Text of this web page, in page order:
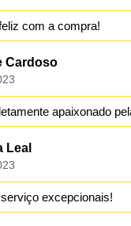
com a compra!
Cardoso
apaixonado
Leal
excepcionais!